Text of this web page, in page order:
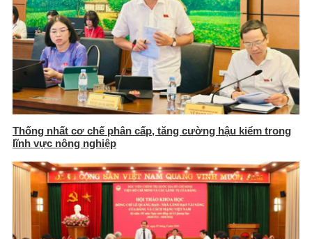
Thống nhất cơ chế phân cấp, tăng cường hậu kiểm trong
lĩnh vực nông nghiệp